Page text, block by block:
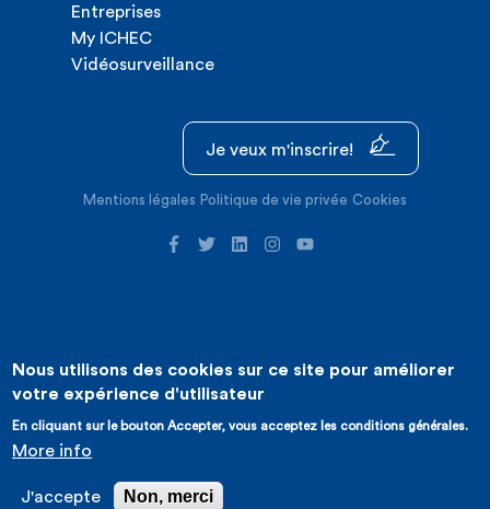
Entreprises
My ICHEC
Vidéosurveillance
Je veux m'inscrire!
Mentions légales Politique de vie privée Cookies
©2026 ICHEC |Création de site internet : Expansion
Nous utilisons des cookies sur ce site pour améliorer
votre expérience d'utilisateur
En cliquant sur le bouton Accepter, vous acceptez les conditions générales.
More info
J'accepte Non, merci